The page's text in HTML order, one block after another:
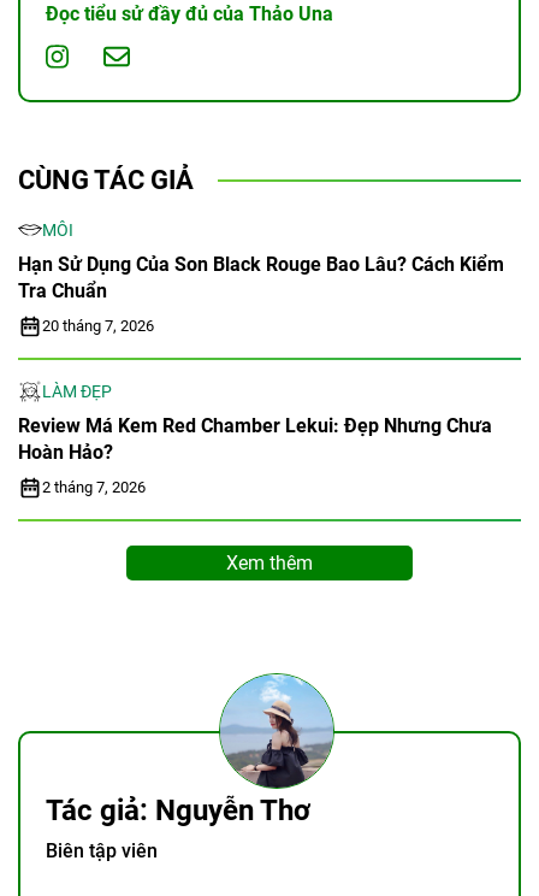
Đọc tiểu sử đầy đủ của Thảo Una
CÙNG TÁC GIẢ
MÔI
Hạn Sử Dụng Của Son Black Rouge Bao Lâu? Cách Kiểm
Tra Chuẩn
20 tháng 7, 2026
LÀM ĐẸP
Review Má Kem Red Chamber Lekui: Đẹp Nhưng Chưa
Hoàn Hảo?
2 tháng 7, 2026
Xem thêm
Tác giả: Nguyễn Thơ
Biên tập viên